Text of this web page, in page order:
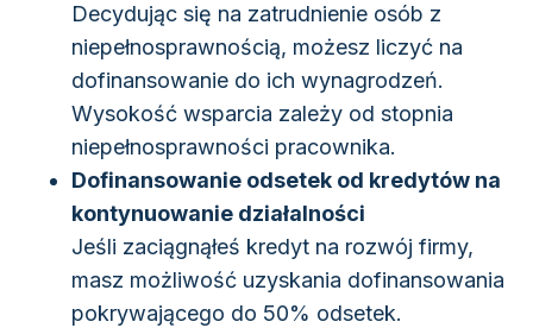
Decydując się na zatrudnienie osób z
niepełnosprawnością, możesz liczyć na
dofinansowanie do ich wynagrodzeń.
Wysokość wsparcia zależy od stopnia
niepełnosprawności pracownika.
Dofinansowanie odsetek od kredytów na
kontynuowanie działalności
Jeśli zaciągnąłeś kredyt na rozwój firmy,
masz możliwość uzyskania dofinansowania
pokrywającego do 50% odsetek.